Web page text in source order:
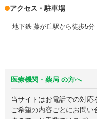
アクセス・駐車場
地下鉄 藤が丘駅から徒歩5分
医療機関・薬局 の方へ
当サイトはお電話での対応
ご希望の内容ごとにお問い